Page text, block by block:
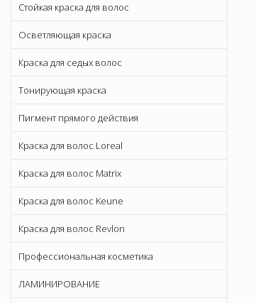
Стойкая краска для волос
Осветляющая краска
Краска для седых волос
Тонирующая краска
Пигмент прямого действия
Краска для волос Loreal
Краска для волос Matrix
Краска для волос Keune
Краска для волос Revlon
Профессиональная косметика
ЛАМИНИРОВАНИЕ